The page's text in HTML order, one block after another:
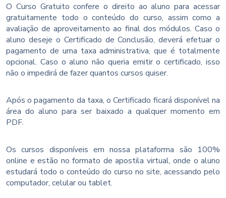
O Curso Gratuito confere o direito ao aluno para acessar
gratuitamente todo o conteúdo do curso, assim como a
avaliação de aproveitamento ao final dos módulos. Caso o
aluno deseje o Certificado de Conclusão, deverá efetuar o
pagamento de uma taxa administrativa, que é totalmente
opcional. Caso o aluno não queria emitir o certificado, isso
não o impedirá de fazer quantos cursos quiser.
Após o pagamento da taxa, o Certificado ficará disponível na
área do aluno para ser baixado a qualquer momento em
PDF.
Os cursos disponíveis em nossa plataforma são 100%
online e estão no formato de apostila virtual, onde o aluno
estudará todo o conteúdo do curso no site, acessando pelo
computador, celular ou tablet.